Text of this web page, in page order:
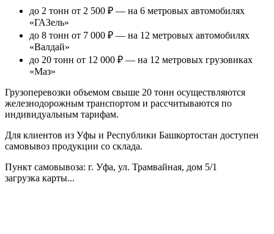
до 2 тонн от 2 500 ₽ — на 6 метровых автомобилях
«ГАЗель»
до 8 тонн от 7 000 ₽ — на 12 метровых автомобилях
«Валдай»
до 20 тонн от 12 000 ₽ — на 12 метровых грузовиках
«Маз»
Грузоперевозки объемом свыше 20 тонн осуществляются
железнодорожным транспортом и рассчитываются по
индивидуальным тарифам.
Для клиентов из Уфы и Республики Башкортостан доступен
самовывоз продукции со склада.
Пункт самовывоза: г. Уфа, ул. Трамвайная, дом 5/1
загрузка карты...